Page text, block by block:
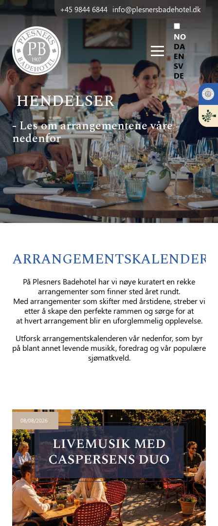
+45 9844 6844 info@plesnersbadehotel.dk
NO
DA
EN
SV
DE
HENDELSER
- Les om arrangementene våre
nedenfor
ARRANGEMENTSKALENDER
På Plesners Badehotel har vi nøye kuratert en rekke
arrangementer som finner sted året rundt.
Med arrangementer som skifter med årstidene, streber vi
etter å skape den perfekte rammen og sørge for at
at hvert arrangement blir en uforglemmelig opplevelse.
Utforsk arrangementskalenderen vår nedenfor, som byr
på blant annet levende musikk, foredrag og vår populære
sjømatkveld.
08/08/2026